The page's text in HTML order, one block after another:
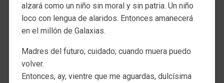
alzará como un niño sin moral y sin patria. Un niño
loco con lengua de alaridos. Entonces amanecerá
en el millón de Galaxias.
Madres del futuro; cuidado; cuando muera puedo
volver.
Entonces, ay, vientre que me aguardas, dulcísima